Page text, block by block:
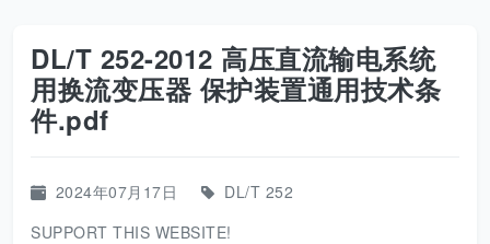
DL/T 252-2012 高压直流输电系统
用换流变压器 保护装置通用技术条
件.pdf
2024年07月17日
DL/T 252
SUPPORT THIS WEBSITE!